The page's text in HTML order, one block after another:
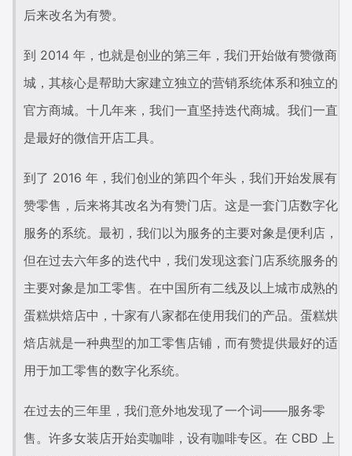
合作共进
认证服务商 设计服务商
有赞云 数据通服务
后来改名为有赞。
到 2014 年，也就是创业的第三年，我们开始做有赞微商
城，其核心是帮助大家建立独立的营销系统体系和独立的
官方商城。十几年来，我们一直坚持迭代商城。我们一直
是最好的微信开店工具。
到了 2016 年，我们创业的第四个年头，我们开始发展有
赞零售，后来将其改名为有赞门店。这是一套门店数字化
服务的系统。最初，我们以为服务的主要对象是便利店，
但在过去六年多的迭代中，我们发现这套门店系统服务的
主要对象是加工零售。在中国所有二线及以上城市成熟的
蛋糕烘焙店中，十家有八家都在使用我们的产品。蛋糕烘
焙店就是一种典型的加工零售店铺，而有赞提供最好的适
用于加工零售的数字化系统。
在过去的三年里，我们意外地发现了一个词——服务零
售。许多女装店开始卖咖啡，设有咖啡专区。在 CBD 上